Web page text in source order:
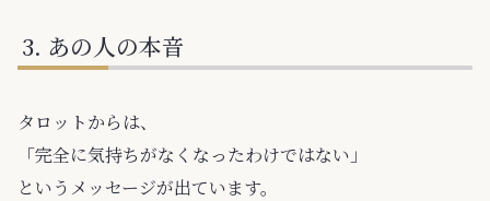
あの人の本音
タロットからは、
「完全に気持ちがなくなったわけではない」
というメッセージが出ています。